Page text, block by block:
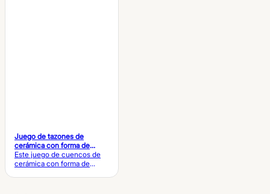
Juego de tazones de
cerámica con forma de
calabaza para la vajilla de
Halloween
Este juego de cuencos de
cerámica con forma de